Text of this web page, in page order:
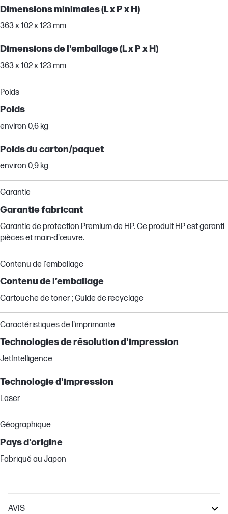
Dimensions minimales (L x P x H)
363 x 102 x 123 mm
Dimensions de l'emballage (L x P x H)
363 x 102 x 123 mm
Poids
Poids
environ 0,6 kg
Poids du carton/paquet
environ 0,9 kg
Garantie
Garantie fabricant
Garantie de protection Premium de HP. Ce produit HP est garanti
pièces et main-d'œuvre.
Contenu de l'emballage
Contenu de l’emballage
Cartouche de toner ; Guide de recyclage
Caractéristiques de l'imprimante
Technologies de résolution d'impression
JetIntelligence
Technologie d'impression
Laser
Géographique
Pays d'origine
Fabriqué au Japon
AVIS